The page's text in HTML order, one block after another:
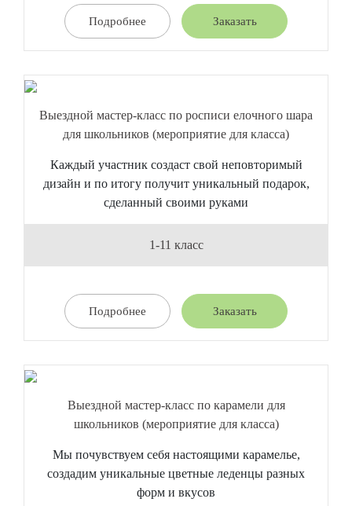
Подробнее Заказать
Выездной мастер-класс по росписи елочного шара
для школьников (мероприятие для класса)
Каждый участник создаст свой неповторимый
дизайн и по итогу получит уникальный подарок,
сделанный своими руками
1-11 класс
Подробнее Заказать
Выездной мастер-класс по карамели для
школьников (мероприятие для класса)
Мы почувствуем себя настоящими карамелье,
создадим уникальные цветные леденцы разных
форм и вкусов